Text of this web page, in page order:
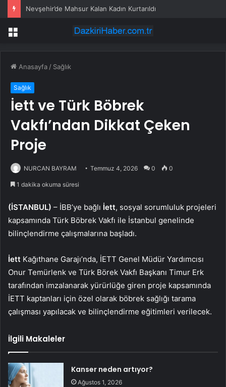
Nevşehir’de Mahsur Kalan Kadın Kurtarıldı
Menü
Anasayfa / Sağlık
Sağlık
İett ve Türk Böbrek
Vakfı’ndan Dikkat Çeken
Proje
NURCAN BAYRAM Temmuz 4, 2026 0 0
1 dakika okuma süresi
(İSTANBUL) – İBB’ye bağlı İett, sosyal sorumluluk projeleri
kapsamında Türk Böbrek Vakfı ile İstanbul genelinde
bilinçlendirme çalışmalarına başladı.
İett Kağıthane Garajı’nda, İETT Genel Müdür Yardımcısı
Onur Temürlenk ve Türk Börek Vakfı Başkanı Timur Erk
tarafından imzalanarak yürürlüğe giren proje kapsamında
İETT kaptanları için özel olarak böbrek sağlığı tarama
çalışması yapılacak ve bilinçlendirme eğitimleri verilecek.
İlgili Makaleler
Kanser neden artıyor?
Ağustos 1, 2026